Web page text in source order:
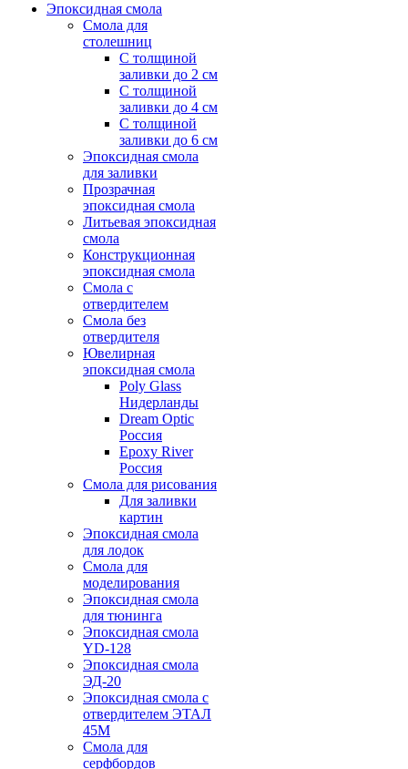
Эпоксидная смола
Смола для
столешниц
С толщиной
заливки до 2 см
С толщиной
заливки до 4 см
С толщиной
заливки до 6 см
Эпоксидная смола
для заливки
Прозрачная
эпоксидная смола
Литьевая эпоксидная
смола
Конструкционная
эпоксидная смола
Смола с
отвердителем
Смола без
отвердителя
Ювелирная
эпоксидная смола
Poly Glass
Нидерланды
Dream Optic
Россия
Epoxy River
Россия
Смола для рисования
Для заливки
картин
Эпоксидная смола
для лодок
Смола для
моделирования
Эпоксидная смола
для тюнинга
Эпоксидная смола
YD-128
Эпоксидная смола
ЭД-20
Эпоксидная смола с
отвердителем ЭТАЛ
45М
Смола для
серфбордов